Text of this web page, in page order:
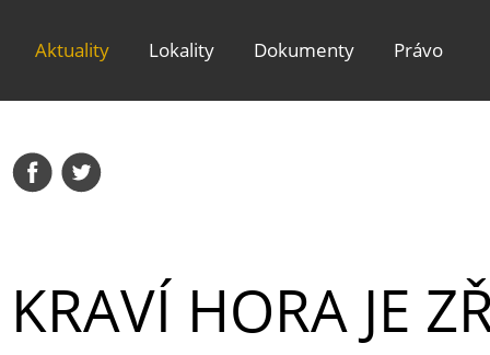
Aktuality Lokality Dokumenty Právo
KRAVÍ HORA JE